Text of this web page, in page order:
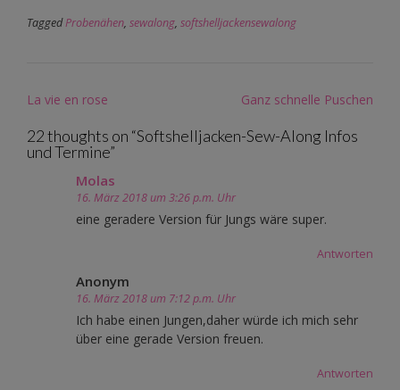
TaggedProbenähen, sewalong, softshelljackensewalong
Post
La vie en rose Ganz schnelle Puschen
22 thoughts on “Softshelljacken-Sew-Along Infos
und Termine”
Molas
16. März 2018 um 3:26 p.m. Uhr
eine geradere Version für Jungs wäre super.
Antworten
Anonym
16. März 2018 um 7:12 p.m. Uhr
Ich habe einen Jungen,daher würde ich mich sehr
über eine gerade Version freuen.
Antworten